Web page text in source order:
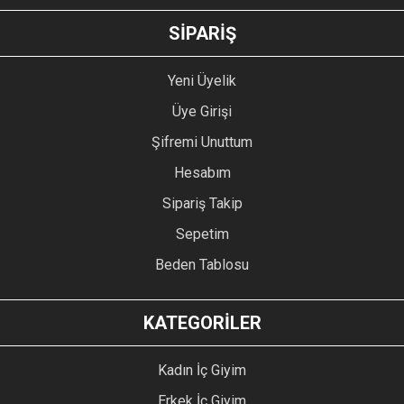
GÖNDER
SİPARİŞ
Yeni Üyelik
Üye Girişi
Şifremi Unuttum
Hesabım
Sipariş Takip
Sepetim
Beden Tablosu
KATEGORİLER
Kadın İç Giyim